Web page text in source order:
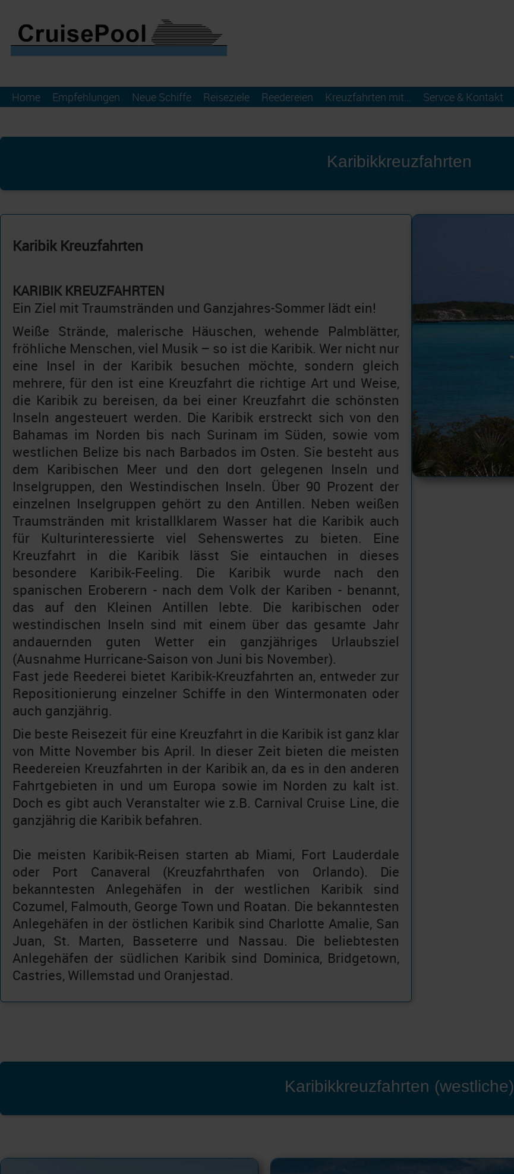
Home Empfehlungen Neue Schiffe Reiseziele Reedereien Kreuzfahrten mit... Servce & Kontakt
Karibikkreuzfahrten
Karibik Kreuzfahrten
KARIBIK KREUZFAHRTEN
Ein Ziel mit Traumstränden und Ganzjahres-Sommer lädt ein!
Weiße Strände, malerische Häuschen, wehende Palmblätter,
fröhliche Menschen, viel Musik – so ist die Karibik. Wer nicht nur
eine Insel in der Karibik besuchen möchte, sondern gleich
mehrere, für den ist eine Kreuzfahrt die richtige Art und Weise,
die Karibik zu bereisen, da bei einer Kreuzfahrt die schönsten
Inseln angesteuert werden. Die Karibik erstreckt sich von den
Bahamas im Norden bis nach Surinam im Süden, sowie vom
westlichen Belize bis nach Barbados im Osten. Sie besteht aus
dem Karibischen Meer und den dort gelegenen Inseln und
Inselgruppen, den Westindischen Inseln. Über 90 Prozent der
einzelnen Inselgruppen gehört zu den Antillen. Neben weißen
Traumstränden mit kristallklarem Wasser hat die Karibik auch
für Kulturinteressierte viel Sehenswertes zu bieten. Eine
Kreuzfahrt in die Karibik lässt Sie eintauchen in dieses
besondere Karibik-Feeling. Die Karibik wurde nach den
spanischen Eroberern - nach dem Volk der Kariben - benannt,
das auf den Kleinen Antillen lebte. Die karibischen oder
westindischen Inseln sind mit einem über das gesamte Jahr
andauernden guten Wetter ein ganzjähriges Urlaubsziel
(Ausnahme Hurricane-Saison von Juni bis November).
Fast jede Reederei bietet Karibik-Kreuzfahrten an, entweder zur
Repositionierung einzelner Schiffe in den Wintermonaten oder
auch ganzjährig.
Die beste Reisezeit für eine Kreuzfahrt in die Karibik ist ganz klar
von Mitte November bis April. In dieser Zeit bieten die meisten
Reedereien Kreuzfahrten in der Karibik an, da es in den anderen
Fahrtgebieten in und um Europa sowie im Norden zu kalt ist.
Doch es gibt auch Veranstalter wie z.B. Carnival Cruise Line, die
ganzjährig die Karibik befahren.
Die meisten Karibik-Reisen starten ab Miami, Fort Lauderdale
oder Port Canaveral (Kreuzfahrthafen von Orlando). Die
bekanntesten Anlegehäfen in der westlichen Karibik sind
Cozumel, Falmouth, George Town und Roatan. Die bekanntesten
Anlegehäfen in der östlichen Karibik sind Charlotte Amalie, San
Juan, St. Marten, Basseterre und Nassau. Die beliebtesten
Anlegehäfen der südlichen Karibik sind Dominica, Bridgetown,
Castries, Willemstad und Oranjestad.
Karibikkreuzfahrten (westliche)